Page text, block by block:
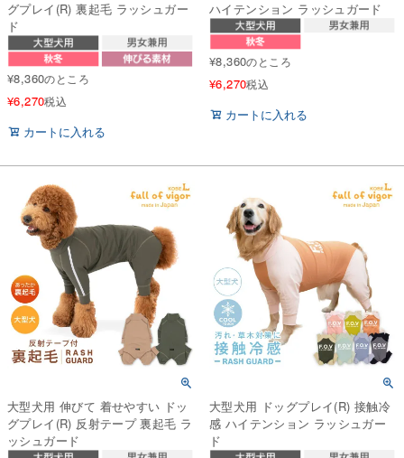
グプレイ(R) 裏起毛 ラッシュガー
ド
¥8,360のところ
¥6,270税込
カートに入れる
ハイテンション ラッシュガード
¥8,360のところ
¥6,270税込
カートに入れる
大型犬用 伸びて 着せやすい ドッ
グプレイ(R) 反射テープ 裏起毛 ラ
ッシュガード
大型犬用 ドッグプレイ(R) 接触冷
感 ハイテンション ラッシュガー
ド